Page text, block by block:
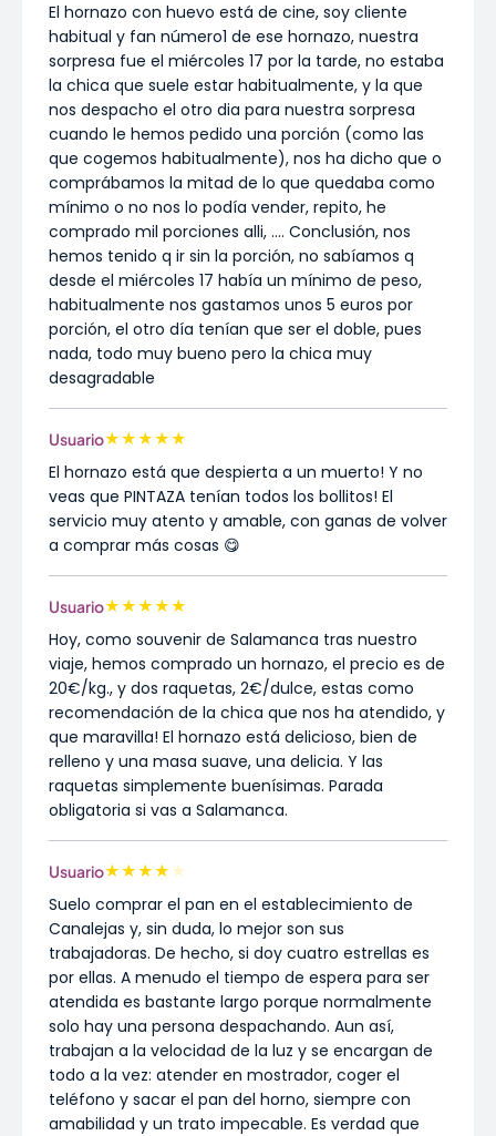
El hornazo con huevo está de cine, soy cliente
habitual y fan número1 de ese hornazo, nuestra
sorpresa fue el miércoles 17 por la tarde, no estaba
la chica que suele estar habitualmente, y la que
nos despacho el otro dia para nuestra sorpresa
cuando le hemos pedido una porción (como las
que cogemos habitualmente), nos ha dicho que o
comprábamos la mitad de lo que quedaba como
mínimo o no nos lo podía vender, repito, he
comprado mil porciones alli, .... Conclusión, nos
hemos tenido q ir sin la porción, no sabíamos q
desde el miércoles 17 había un mínimo de peso,
habitualmente nos gastamos unos 5 euros por
porción, el otro día tenían que ser el doble, pues
nada, todo muy bueno pero la chica muy
desagradable
Usuario★★★★★
El hornazo está que despierta a un muerto! Y no
veas que PINTAZA tenían todos los bollitos! El
servicio muy atento y amable, con ganas de volver
a comprar más cosas 😋
Usuario★★★★★
Hoy, como souvenir de Salamanca tras nuestro
viaje, hemos comprado un hornazo, el precio es de
20€/kg., y dos raquetas, 2€/dulce, estas como
recomendación de la chica que nos ha atendido, y
que maravilla! El hornazo está delicioso, bien de
relleno y una masa suave, una delicia. Y las
raquetas simplemente buenísimas. Parada
obligatoria si vas a Salamanca.
Usuario★★★★ ★
Suelo comprar el pan en el establecimiento de
Canalejas y, sin duda, lo mejor son sus
trabajadoras. De hecho, si doy cuatro estrellas es
por ellas. A menudo el tiempo de espera para ser
atendida es bastante largo porque normalmente
solo hay una persona despachando. Aun así,
trabajan a la velocidad de la luz y se encargan de
todo a la vez: atender en mostrador, coger el
teléfono y sacar el pan del horno, siempre con
amabilidad y un trato impecable. Es verdad que